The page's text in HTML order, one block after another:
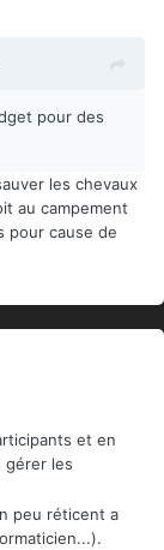
pour des
les chevaux
au campement
pour cause de
et en
les
peu réticent a